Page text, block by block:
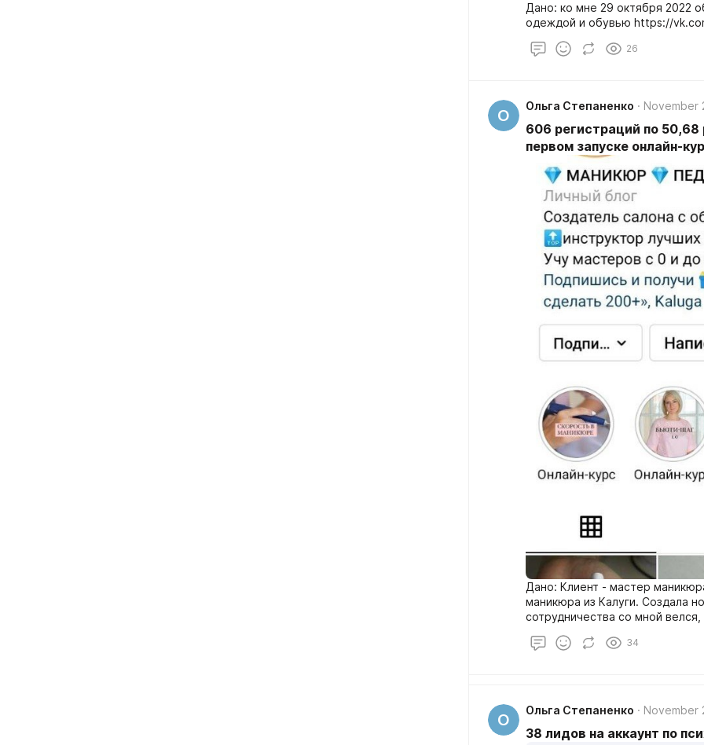
Дано: ко мне 29 октября 2022
одеждой и обувью https://
26
О
Ольга Степаненко November
606 регистраций по 50,68
первом запуске онлайн-
Дано: Клиент - мастер
маникюра из Калуги. Создала новый курс - онлайн. Профиль до
сотрудничества со мной
34
О
Ольга Степаненко November
38 лидов на аккаунт по